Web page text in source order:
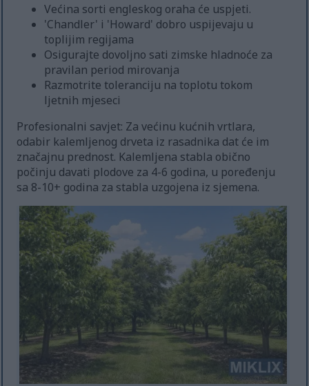
Većina sorti engleskog oraha će uspjeti.
'Chandler' i 'Howard' dobro uspijevaju u
toplijim regijama
Osigurajte dovoljno sati zimske hladnoće za
pravilan period mirovanja
Razmotrite toleranciju na toplotu tokom
ljetnih mjeseci
Profesionalni savjet: Za većinu kućnih vrtlara,
odabir kalemljenog drveta iz rasadnika dat će im
značajnu prednost. Kalemljena stabla obično
počinju davati plodove za 4-6 godina, u poređenju
sa 8-10+ godina za stabla uzgojena iz sjemena.